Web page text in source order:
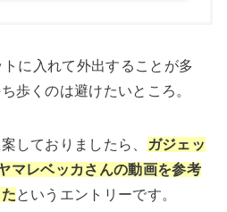
に入れて外出することが多
歩くのは避けたいところ。
しておりましたら、
ガジェッ
マレベッカさんの動画を参考
というエントリーです。